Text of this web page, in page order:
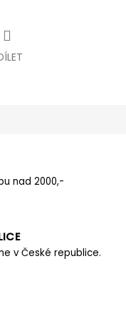
nad 2000,-
v České republice.